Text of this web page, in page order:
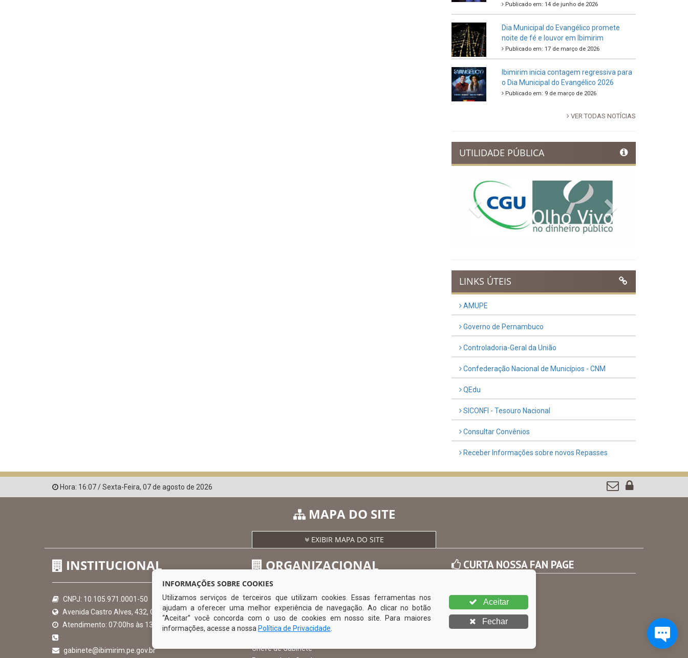
Publicado em: 14 de junho de 2026
Dia Municipal do Evangélico promete
noite de fé e louvor em Ibimirim
Publicado em: 17 de março de 2026
Ibimirim inicia contagem regressiva para
o Dia Municipal do Evangélico 2026
Publicado em: 9 de março de 2026
VER TODAS NOTÍCIAS
UTILIDADE PÚBLICA
Previous
LINKS ÚTEIS
AMUPE
Governo de Pernambuco
Controladoria-Geral da União
Confederação Nacional de Municípios - CNM
QEdu
SICONFI - Tesouro Nacional
Consultar Convênios
Receber Informações sobre novos Repasses
Hora: 16:07/Sexta-Feira, 07 de agosto de 2026
MAPA DO SITE
EXIBIR MAPA DO SITE
INSTITUCIONAL
CNPJ: 10.105.971.0001-50
Avenida Castro Alves, 432, Centro - CEP: 56-580-000
Atendimento: 07:00hs às 13:00hs
gabinete@ibimirim.pe.gov.br
ORGANIZACIONAL
O Prefeito
Vice Prefeito
Ouvidoria Municipal
Chefe de Gabinete
CURTA NOSSA FAN PAGE
INFORMAÇÕES SOBRE COOKIES
Utilizamos serviços de terceiros que utilizam cookies. Essas ferramentas nos
ajudam a oferecer uma melhor experiência de navegação. Ao clicar no botão
“Aceitar” você concorda com o uso de cookies em nosso site. Para maiores
informações, acesse a nossa Política de Privacidade
Aceitar
Fechar